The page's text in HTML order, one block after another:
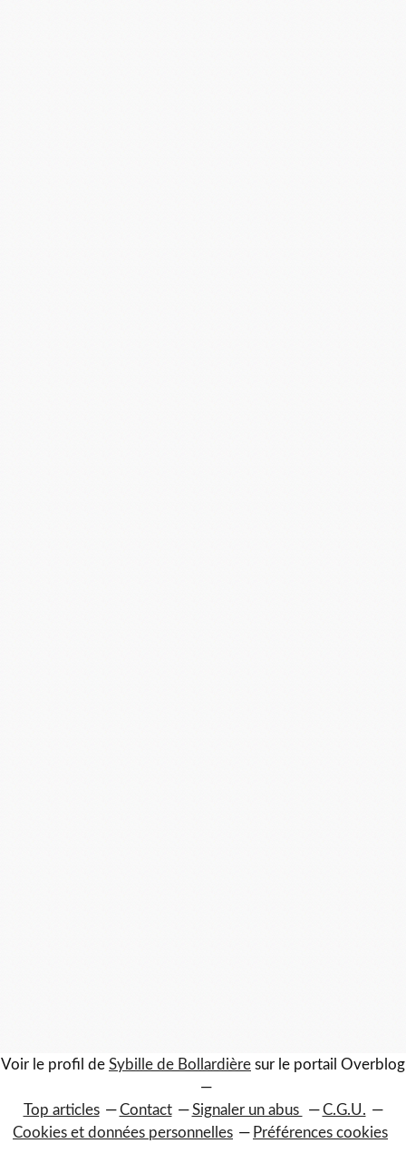
Voir le profil de Sybille de Bollardière sur le portail Overblog
Top articles Contact Signaler un abus
C.G.U.
Cookies et données personnelles
Préférences cookies